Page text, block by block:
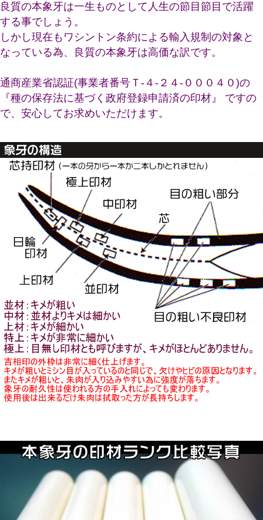
良質の本象牙は一生ものとして人生の節目節目で活躍
する事でしょう。
しかし現在もワシントン条約による輸入規制の対象と
なっている為、良質の本象牙は高価な訳です。
通商産業省認証(事業者番号Ｔ-４-２４-０００４０)の
『種の保存法に基づく政府登録申請済の印材』 ですの
で、安心してお求めいただけます。